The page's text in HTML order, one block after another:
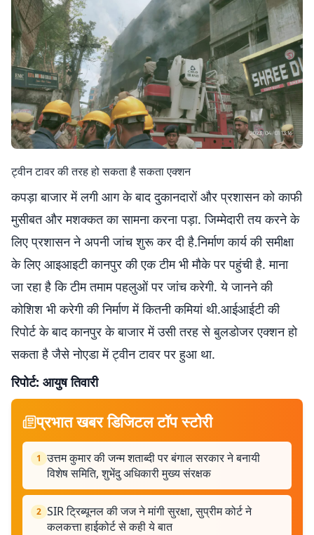
ट्वीन टावर की तरह हो सकता है सकता एक्शन
कपड़ा बाजार में लगी आग के बाद दुकानदारों और प्रशासन को काफी
मुसीबत और मशक्कत का सामना करना पड़ा. जिम्मेदारी तय करने के
लिए प्रशासन ने अपनी जांच शुरू कर दी है.निर्माण कार्य की समीक्षा
के लिए आइआइटी कानपुर की एक टीम भी मौके पर पहुंची है. माना
जा रहा है कि टीम तमाम पहलुओं पर जांच करेगी. ये जानने की
कोशिश भी करेगी की निर्माण में कितनी कमियां थी.आईआईटी की
रिपोर्ट के बाद कानपुर के बाजार में उसी तरह से बुलडोजर एक्शन हो
सकता है जैसे नोएडा में ट्वीन टावर पर हुआ था.
रिपोर्ट: आयुष तिवारी
प्रभात खबर डिजिटल टॉप स्टोरी
1 उत्तम कुमार की जन्म शताब्दी पर बंगाल सरकार ने बनायी
विशेष समिति, शुभेंदु अधिकारी मुख्य संरक्षक
2 SIR ट्रिब्यूनल की जज ने मांगी सुरक्षा, सुप्रीम कोर्ट ने
कलकत्ता हाईकोर्ट से कही ये बात